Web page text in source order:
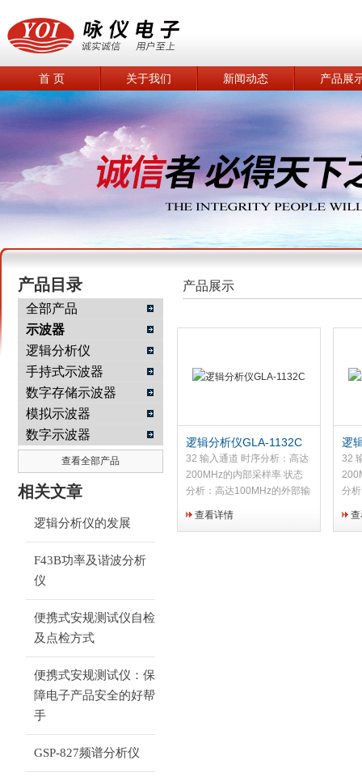
南京咏仪电子科技有限公司
首 页 关于我们 新闻动态 产品展
产品目录
全部产品
示波器
逻辑分析仪
手持式示波器
数字存储示波器
模拟示波器
数字示波器
查看全部产品
相关文章
逻辑分析仪的发展
F43B功率及谐波分析
仪
便携式安规测试仪自检
及点检方式
便携式安规测试仪：保
障电子产品安全的好帮
手
GSP-827频谱分析仪
产品展示
逻辑分析仪GLA-1132C
32 输入通道 时序分析：高达
200MHz的内部采样率 状态
分析：高达100MHz的外部输
2Mbits/1Mbits (半／全通道)
查看详情
逻
32
分